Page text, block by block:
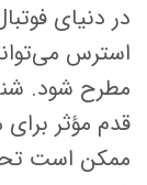
در دنیای
استرس
مطرح شود.
قدم مؤثر
ممکن است